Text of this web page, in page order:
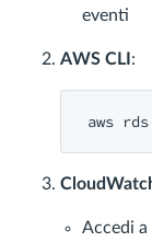
eventi
AWS CLI :
aws
Accedi a